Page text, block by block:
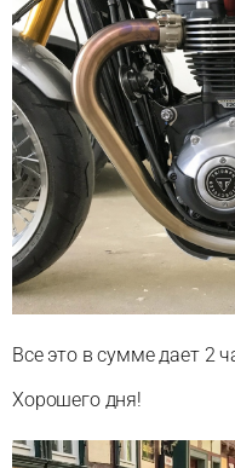
Все это в сумме дает 2
Хорошего дня!